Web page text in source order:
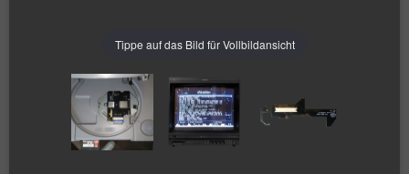
Tippe auf das Bild für Vollbildansicht